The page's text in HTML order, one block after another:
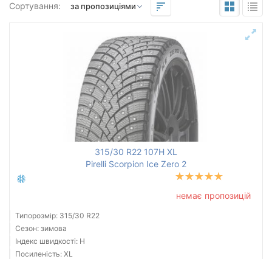
Сортування:
315/30 R22 107H XL
Pirelli Scorpion Ice Zero 2
немає пропозицій
Типорозмір: 315/30 R22
Сезон: зимова
Індекс швидкості: H
Посиленість: XL
Всі бренди
Посилена шина